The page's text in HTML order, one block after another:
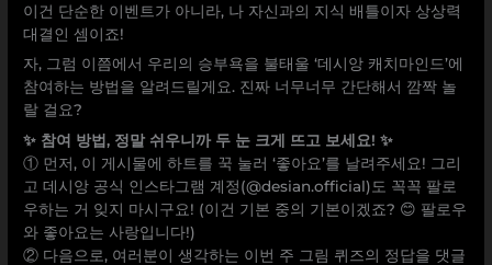
이건 단순한 이벤트가 아니라, 나 자신과의 지식 배틀이자 상상력
대결인 셈이죠!
자, 그럼 이쯤에서 우리의 승부욕을 불태울 ‘데시앙 캐치마인드’에
참여하는 방법을 알려드릴게요. 진짜 너무너무 간단해서 깜짝 놀
랄 걸요?
✨ 참여 방법, 정말 쉬우니까 두 눈 크게 뜨고 보세요! ✨
① 먼저, 이 게시물에 하트를 꾹 눌러 ‘좋아요’를 날려주세요! 그리
고 데시앙 공식 인스타그램 계정(@desian.official)도 꼭꼭 팔로
우하는 거 잊지 마시구요! (이건 기본 중의 기본이겠죠? 😊 팔로우
와 좋아요는 사랑입니다!)
② 다음으로, 여러분이 생각하는 이번 주 그림 퀴즈의 정답을 댓글